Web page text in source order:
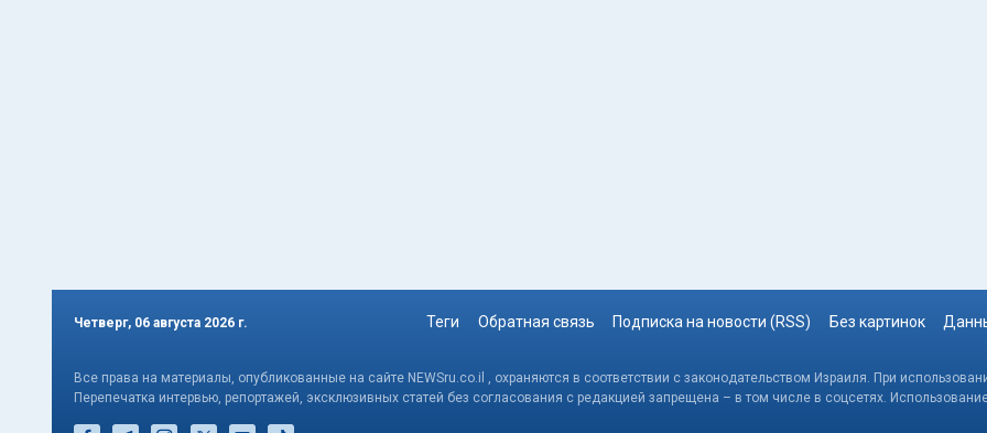
Четверг, 06 августа 2026 г. Теги Обратная связь Подписка на новости (RSS) Без картинок
Все права на материалы, опубликованные на сайте NEWSru.co.il , охраняются в соответствии с законодательством Израиля. При
Перепечатка интервью, репортажей, эксклюзивных статей без согласования с редакцией запрещена – в том числе в соцсетях.